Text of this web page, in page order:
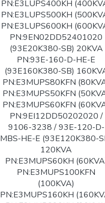
PN:E3LUPS400KH
PN:E3LUPS500KH
PN:E3LUPS600KH
PN:9EN02DD52401020
(93E20K380-SB) 20KVA
PN:93E-160-D-HE-E
(93E160K380-SB)
PN:E3MUPS80KFN
PN:E3MUPS50KFN
PN:E3MUPS60KFN
PN:9EI12DD50202020 /
9106-3238 / 93E-120-D-
MBS-HE-E (93E120K380-
120KVA
PN:E3MUPS60KH
PN:E3MUPS100KFN
(100KVA)
PN:E3MUPS160KH